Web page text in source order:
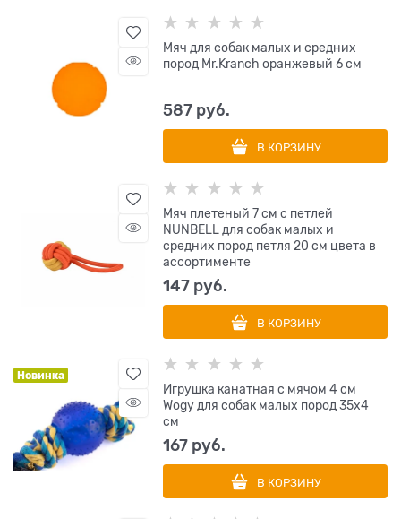
Мяч для собак малых и средних
пород Mr.Kranch оранжевый 6 см
587 руб.
В КОРЗИНУ
Мяч плетеный 7 см с петлей
NUNBELL для собак малых и
средних пород петля 20 см цвета в
ассортименте
147 руб.
В КОРЗИНУ
Новинка
Игрушка канатная с мячом 4 см
Wogy для собак малых пород 35х4
см
167 руб.
В КОРЗИНУ